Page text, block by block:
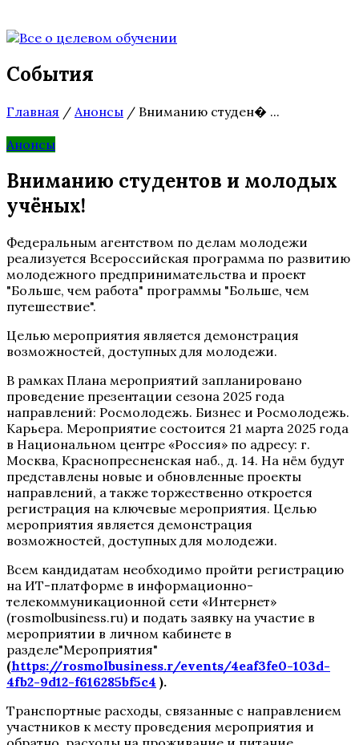
События
Главная / Анонсы / Вниманию студен� ...
Анонсы
Вниманию студентов и молодых
учёных!
Федеральным агентством по делам молодежи
реализуется Всероссийская программа по развитию
молодежного предпринимательства и проект
"Больше, чем работа" программы "Больше, чем
путешествие".
Целью мероприятия является демонстрация
возможностей, доступных для молодежи.
В рамках Плана мероприятий запланировано
проведение презентации сезона 2025 года
направлений: Росмолодежь. Бизнес и Росмолодежь.
Карьера. Мероприятие состоится 21 марта 2025 года
в Национальном центре «Россия» по адресу: г.
Москва, Краснопресненская наб., д. 14. На нём будут
представлены новые и обновленные проекты
направлений, а также торжественно откроется
регистрация на ключевые мероприятия. Целью
мероприятия является демонстрация
возможностей, доступных для молодежи.
Всем кандидатам необходимо пройти регистрацию
на ИТ-платформе в информационно-
телекоммуникационной сети «Интернет»
(rosmolbusiness.ru) и подать заявку на участие в
мероприятии в личном кабинете в
разделе"Мероприятия"
(https://rosmolbusiness.r/events/4eaf3fe0-103d-
4fb2-9d12-f616285bf5c4 ).
Транспортные расходы, связанные с направлением
участников к месту проведения мероприятия и